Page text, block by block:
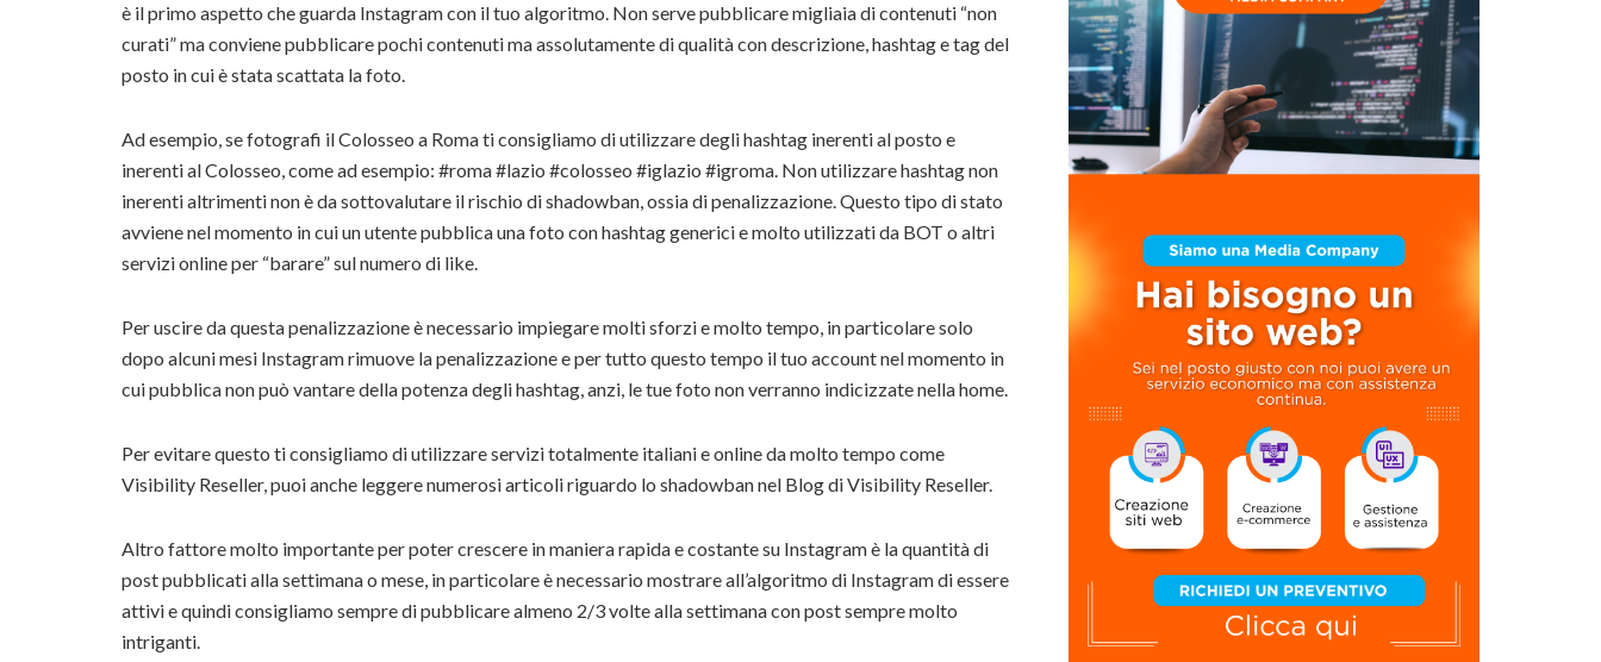
è il primo aspetto che guarda Instagram con il tuo algoritmo. Non serve pubblicare migliaia di contenuti “non
curati” ma conviene pubblicare pochi contenuti ma assolutamente di qualità con descrizione, hashtag e tag del
posto in cui è stata scattata la foto.
Ad esempio, se fotografi il Colosseo a Roma ti consigliamo di utilizzare degli hashtag inerenti al posto e
inerenti al Colosseo, come ad esempio: #roma #lazio #colosseo #iglazio #igroma. Non utilizzare hashtag non
inerenti altrimenti non è da sottovalutare il rischio di shadowban, ossia di penalizzazione. Questo tipo di stato
avviene nel momento in cui un utente pubblica una foto con hashtag generici e molto utilizzati da BOT o altri
servizi online per “barare” sul numero di like.
Per uscire da questa penalizzazione è necessario impiegare molti sforzi e molto tempo, in particolare solo
dopo alcuni mesi Instagram rimuove la penalizzazione e per tutto questo tempo il tuo account nel momento in
cui pubblica non può vantare della potenza degli hashtag, anzi, le tue foto non verranno indicizzate nella home.
Per evitare questo ti consigliamo di utilizzare servizi totalmente italiani e online da molto tempo come
Visibility Reseller, puoi anche leggere numerosi articoli riguardo lo shadowban nel Blog di Visibility Reseller.
Altro fattore molto importante per poter crescere in maniera rapida e costante su Instagram è la quantità di
post pubblicati alla settimana o mese, in particolare è necessario mostrare all’algoritmo di Instagram di essere
attivi e quindi consigliamo sempre di pubblicare almeno 2/3 volte alla settimana con post sempre molto
intriganti.